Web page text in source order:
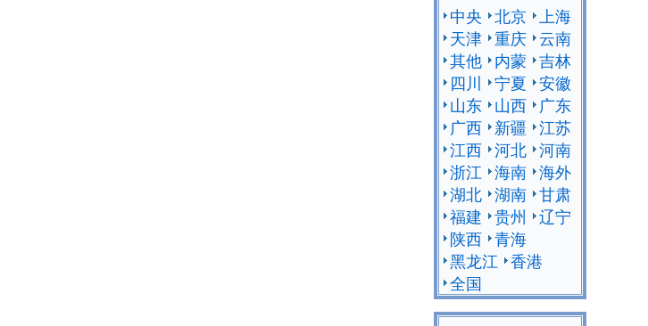
中央 北京
上海
天津 重庆 云南
其他 内蒙 吉林
四川
宁夏 安徽
山东 山西
广东
广西 新疆 江苏
江西 河北 河南
浙江 海南 海外
湖北 湖南 甘肃
福建 贵州
辽宁
陕西 青海
黑龙江 香港
全国